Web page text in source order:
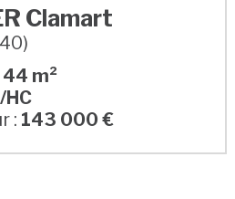
Clamart
44 m²
: 143 000 €